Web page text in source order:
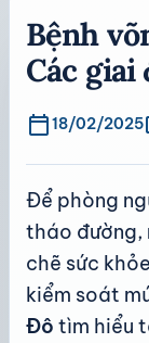
Bệnh
Các giai
calendar_today18/02/2025
Để phòng
tháo đường,
chẽ sức
kiểm soát
Đô tìm hiểu